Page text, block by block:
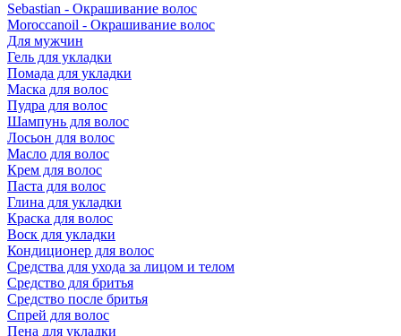
Sebastian - Окрашивание волос
Moroccanoil - Окрашивание волос
Для мужчин
Гель для укладки
Помада для укладки
Маска для волос
Пудра для волос
Шампунь для волос
Лосьон для волос
Масло для волос
Крем для волос
Паста для волос
Глина для укладки
Краска для волос
Воск для укладки
Кондиционер для волос
Средства для ухода за лицом и телом
Средство для бритья
Средство после бритья
Спрей для волос
Пена для укладки